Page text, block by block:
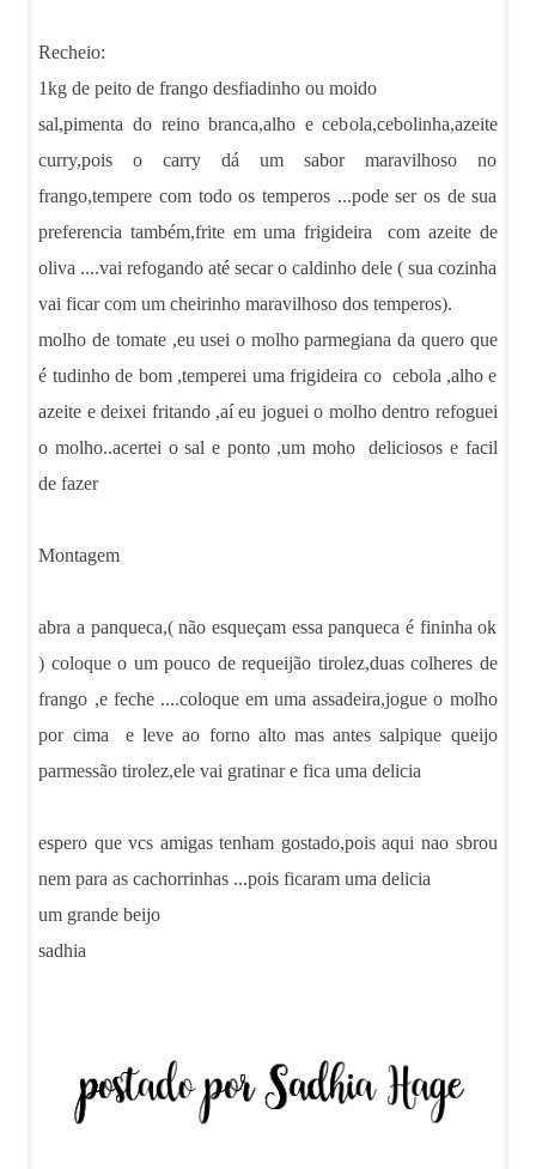
Recheio:
1kg de peito de frango desfiadinho ou moido
sal,pimenta do reino branca,alho e cebola,cebolinha,azeite
curry,pois o carry dá um sabor maravilhoso no
frango,tempere com todo os temperos ...pode ser os de sua
preferencia também,frite em uma frigideira com azeite de
oliva ....vai refogando até secar o caldinho dele ( sua cozinha
vai ficar com um cheirinho maravilhoso dos temperos).
molho de tomate ,eu usei o molho parmegiana da quero que
é tudinho de bom ,temperei uma frigideira co cebola ,alho e
azeite e deixei fritando ,aí eu joguei o molho dentro refoguei
o molho..acertei o sal e ponto ,um moho deliciosos e facil
de fazer
Montagem
abra a panqueca,( não esqueçam essa panqueca é fininha ok
) coloque o um pouco de requeijão tirolez,duas colheres de
frango ,e feche ....coloque em uma assadeira,jogue o molho
por cima e leve ao forno alto mas antes salpique queijo
parmessão tirolez,ele vai gratinar e fica uma delicia
espero que vcs amigas tenham gostado,pois aqui nao sbrou
nem para as cachorrinhas ...pois ficaram uma delicia
um grande beijo
sadhia